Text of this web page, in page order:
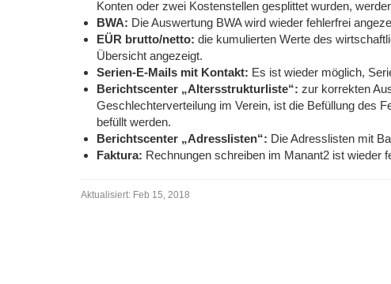
Konten oder zwei Kostenstellen gesplittet wurden,
BWA: Die Auswertung BWA wird wieder fehlerfrei
EÜR brutto/netto: die kumulierten Werte des
Übersicht angezeigt.
Serien-E-Mails mit Kontakt: Es ist wieder möglich,
Berichtscenter „Altersstrukturliste“: zur korrekten
Geschlechterverteilung im Verein, ist die Befüllung des
befüllt werden.
Berichtscenter „Adresslisten“: Die Adresslisten mit
Faktura: Rechnungen schreiben im Manant2 ist wieder
Aktualisiert: Feb 15, 2018